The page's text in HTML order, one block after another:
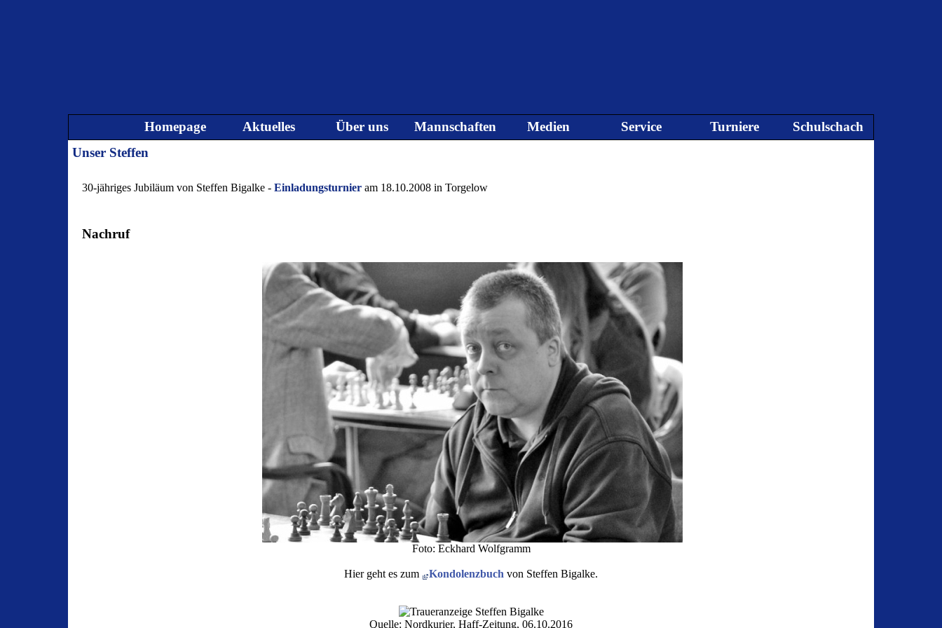
Menü überspringen
Homepage Aktuelles ▼
Über uns ▼
Mannschaften ▼
Medien ▼
Service ▼
Turniere ▼
Schulschach
Unser Steffen
30-jähriges Jubiläum von Steffen Bigalke -Einladungsturnier am 18.10.2008 in Torgelow
Nachruf
Foto: Eckhard Wolfgramm
Hier geht es zum Kondolenzbuch von Steffen Bigalke.
Quelle: Nordkurier, Haff-Zeitung, 06.10.2016